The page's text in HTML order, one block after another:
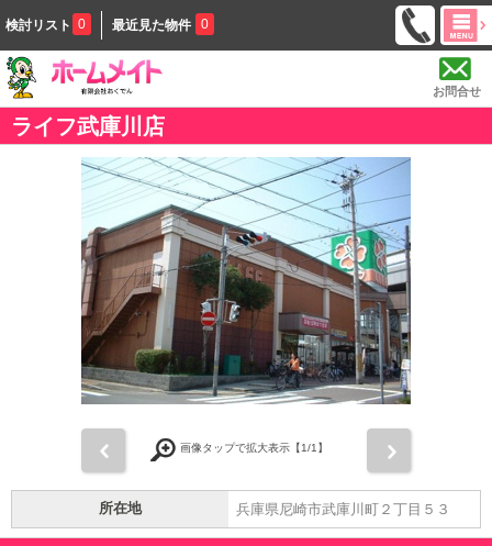
検討リスト 0 最近見た物件 0
お問合せ
ライフ武庫川店
画像タップで拡大表示【1/1】
所在地 兵庫県尼崎市武庫川町２丁目５３